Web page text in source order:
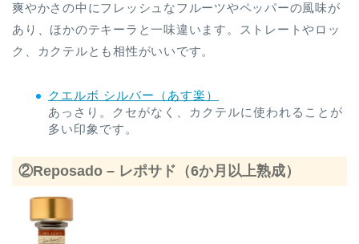
爽やかさの中にフレッシュなフルーツやペッパーの風味が
あり、ほかのテキーラと一味違います。ストレートやロッ
ク、カクテルとも相性がいいです。
クエルボ シルバー（あす楽）
あっさり。クセがなく、カクテルに使われることが
多い印象です。
②Reposado – レポサド（6か月以上熟成）